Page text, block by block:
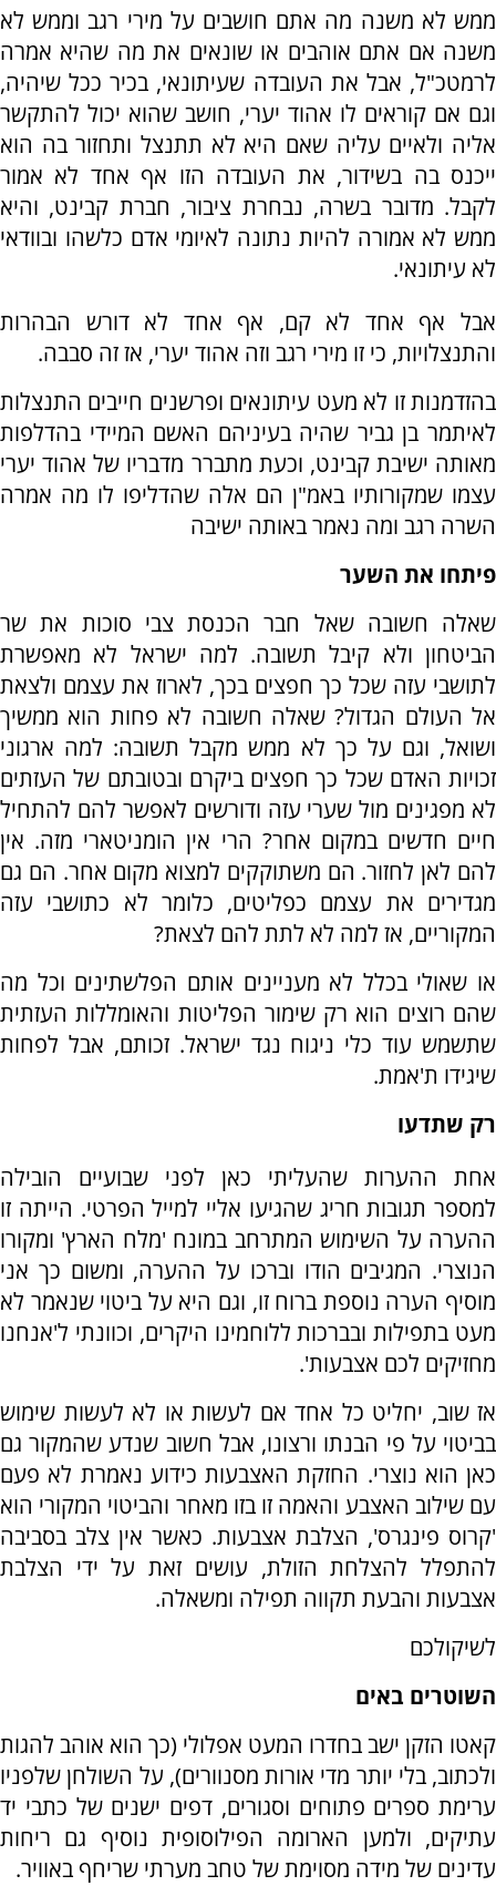
ממש לא משנה מה אתם חושבים על מירי רגב וממש לא
משנה אם אתם אוהבים או שונאים את מה שהיא אמרה
לרמטכ"ל, אבל את העובדה שעיתונאי, בכיר ככל שיהיה,
וגם אם קוראים לו אהוד יערי, חושב שהוא יכול להתקשר
אליה ולאיים עליה שאם היא לא תתנצל ותחזור בה הוא
ייכנס בה בשידור, את העובדה הזו אף אחד לא אמור
לקבל. מדובר בשרה, נבחרת ציבור, חברת קבינט, והיא
ממש לא אמורה להיות נתונה לאיומי אדם כלשהו ובוודאי
לא עיתונאי.
אבל אף אחד לא קם, אף אחד לא דורש הבהרות
והתנצלויות, כי זו מירי רגב וזה אהוד יערי, אז זה סבבה.
בהזדמנות זו לא מעט עיתונאים ופרשנים חייבים התנצלות
לאיתמר בן גביר שהיה בעיניהם האשם המיידי בהדלפות
מאותה ישיבת קבינט, וכעת מתברר מדבריו של אהוד יערי
עצמו שמקורותיו באמ"ן הם אלה שהדליפו לו מה אמרה
השרה רגב ומה נאמר באותה ישיבה
פיתחו את השער
שאלה חשובה שאל חבר הכנסת צבי סוכות את שר
הביטחון ולא קיבל תשובה. למה ישראל לא מאפשרת
לתושבי עזה שכל כך חפצים בכך, לארוז את עצמם ולצאת
אל העולם הגדול? שאלה חשובה לא פחות הוא ממשיך
ושואל, וגם על כך לא ממש מקבל תשובה: למה ארגוני
זכויות האדם שכל כך חפצים ביקרם ובטובתם של העזתים
לא מפגינים מול שערי עזה ודורשים לאפשר להם להתחיל
חיים חדשים במקום אחר? הרי אין הומניטארי מזה. אין
להם לאן לחזור. הם משתוקקים למצוא מקום אחר. הם גם
מגדירים את עצמם כפליטים, כלומר לא כתושבי עזה
המקוריים, אז למה לא לתת להם לצאת?
או שאולי בכלל לא מעניינים אותם הפלשתינים וכל מה
שהם רוצים הוא רק שימור הפליטות והאומללות העזתית
שתשמש עוד כלי ניגוח נגד ישראל. זכותם, אבל לפחות
שיגידו ת'אמת.
רק שתדעו
אחת ההערות שהעליתי כאן לפני שבועיים הובילה
למספר תגובות חריג שהגיעו אליי למייל הפרטי. הייתה זו
ההערה על השימוש המתרחב במונח 'מלח הארץ' ומקורו
הנוצרי. המגיבים הודו וברכו על ההערה, ומשום כך אני
מוסיף הערה נוספת ברוח זו, וגם היא על ביטוי שנאמר לא
מעט בתפילות ובברכות ללוחמינו היקרים, וכוונתי ל'אנחנו
מחזיקים לכם אצבעות'.
אז שוב, יחליט כל אחד אם לעשות או לא לעשות שימוש
בביטוי על פי הבנתו ורצונו, אבל חשוב שנדע שהמקור גם
כאן הוא נוצרי. החזקת האצבעות כידוע נאמרת לא פעם
עם שילוב האצבע והאמה זו בזו מאחר והביטוי המקורי הוא
'קרוס פינגרס', הצלבת אצבעות. כאשר אין צלב בסביבה
להתפלל להצלחת הזולת, עושים זאת על ידי הצלבת
אצבעות והבעת תקווה תפילה ומשאלה.
לשיקולכם
השוטרים באים
קאטו הזקן ישב בחדרו המעט אפלולי (כך הוא אוהב להגות
ולכתוב, בלי יותר מדי אורות מסנוורים), על השולחן שלפניו
ערימת ספרים פתוחים וסגורים, דפים ישנים של כתבי יד
עתיקים, ולמען הארומה הפילוסופית נוסיף גם ריחות
עדינים של מידה מסוימת של טחב מערתי שריחף באוויר.